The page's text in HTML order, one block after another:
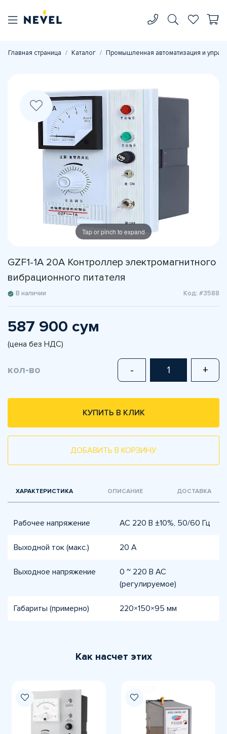
Главная страница Каталог Промышленная автоматизация и
Tap or pinch to expand
GZF1-1A 20A Контроллер электромагнитного
вибрационного питателя
В наличии Код: #3588
587 900 сум
(цена без НДС)
кол-во - +
КУПИТЬ В КЛИК
ДОБАВИТЬ В КОРЗИНУ
ХАРАКТЕРИСТИКА ОПИСАНИЕ ДОСТАВКА
Рабочее напряжение AC 220 В ±10%, 50/60 Гц
Выходной ток (макс.) 20 А
Выходное напряжение
0 ~ 220 В AC
(регулируемое)
Габариты (примерно) 220×150×95 мм
Как насчет этих